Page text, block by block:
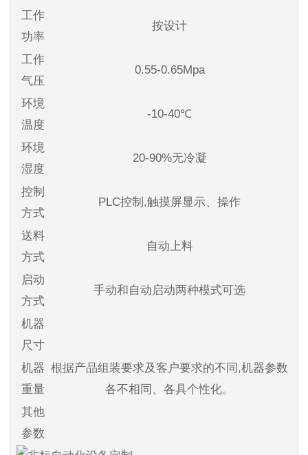
工作
功率
按设计
工作
气压
0.55-0.65Mpa
环境
温度
-10-40℃
环境
湿度
20-90%无冷凝
控制
方式
PLC控制,触摸屏显示、操作
送料
方式
自动上料
启动
方式
手动和自动启动两种模式可选
机器
尺寸
根据产品组装要求及客户要求的不同,机器参数
各不相同、各具个性化。
机器
重量
其他
参数